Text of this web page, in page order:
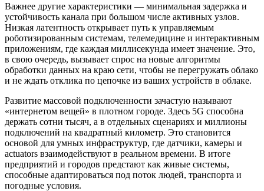
Важнее другие характеристики — минимальная задержка и
устойчивость канала при большом числе активных узлов.
Низкая латентность открывает путь к управляемым
роботизированным системам, телемедицине и интерактивным
приложениям, где каждая миллисекунда имеет значение. Это,
в свою очередь, вызывает спрос на новые алгоритмы
обработки данных на краю сети, чтобы не перегружать облако
и не ждать отклика по цепочке из ваших устройств в облаке.
Развитие массовой подключенности зачастую называют
«интернетом вещей» в плотном городе. Здесь 5G способна
держать сотни тысяч, а в отдельных сценариях и миллионы
подключений на квадратный километр. Это становится
основой для умных инфраструктур, где датчики, камеры и
actuators взаимодействуют в реальном времени. В итоге
предприятий и городов предстают как живые системы,
способные адаптироваться под поток людей, транспорта и
погодные условия.